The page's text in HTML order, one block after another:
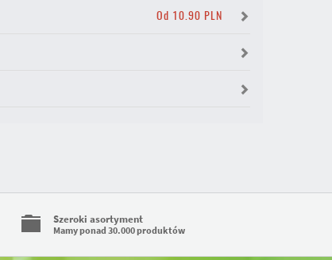
Od 10.90 PLN
Szeroki asortyment
Mamy ponad 30.000 produktów